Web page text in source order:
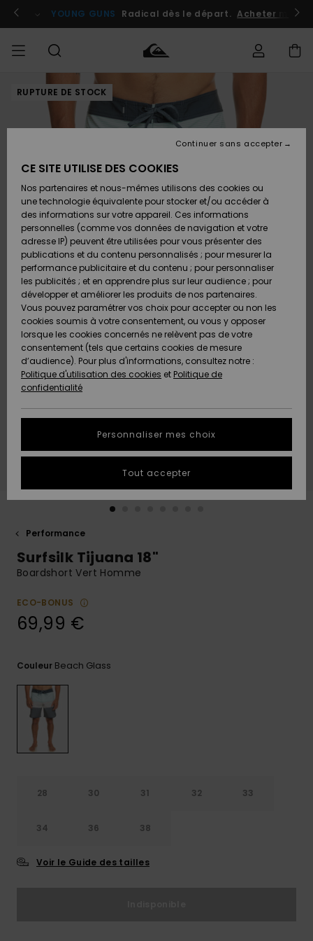
l'information
le
Se connecter / s'inscrire
YOUNG GUNS Radical dès le départ. Acheter
HOMME Vêtements
Chaussures
& Tongs
Surf
Snow
Nouveautés
A
Découvrir
Vêtements
Chaussures
& Tongs
Surf
Snow
Nouveautés
A
Découvrir
FEMME
Shop
A
Découvrir
Snow
SURF
Surf
Shop
Homme
Surf
Shop
Enfant
Highlights
Communauté
SNOW
Snow
Shop
Homme
Snow
Shop
Enfant
Snow
Shop
Femme
A
Découvrir
Communauté
OUTLET
Outlet
Homme
Enfant
Outlet
Femme
AIDE &
CONTACT
Accéder à
ma
commande
Retours
Paiement
Carte
Cadeau
Quiksilver
Freedom
Protection
des
tailles
conversation
plus rapide
à votre
réponses
Consulter
MAGASINS
QUIKSILVER
RUPTURE DE STOCK
Performance
Surfsilk Tijuana 18"
Boardshort Vert Homme
ECO-BONUS
69,99 €
Couleur Beach Glass
28 30 31 32 33
34 36 38
Voir le Guide des tailles
CE SITE UTILISE DES COOKIES
Nos partenaires et nous-mêmes utilisons des cookies ou
une technologie équivalente pour stocker et/ou accéder à
des informations sur votre appareil. Ces informations
personnelles (comme vos données de navigation et votre
adresse IP) peuvent être utilisées pour vous présenter des
publications et du contenu personnalisés ; pour mesurer la
performance publicitaire et du contenu ; pour personnaliser
les publicités ; et en apprendre plus sur leur audience ; pour
développer et améliorer les produits de nos partenaires.
Vous pouvez paramétrer vos choix pour accepter ou non les
cookies soumis à votre consentement, ou vous y opposer
lorsque les cookies concernés ne relèvent pas de votre
consentement (tels que certains cookies de mesure
d’audience). Pour plus d'informations, consultez notre :
Politique d'utilisation des cookies et Politique de
confidentialité
Personnaliser mes choix
Continuer sans accepter
Tout accepter